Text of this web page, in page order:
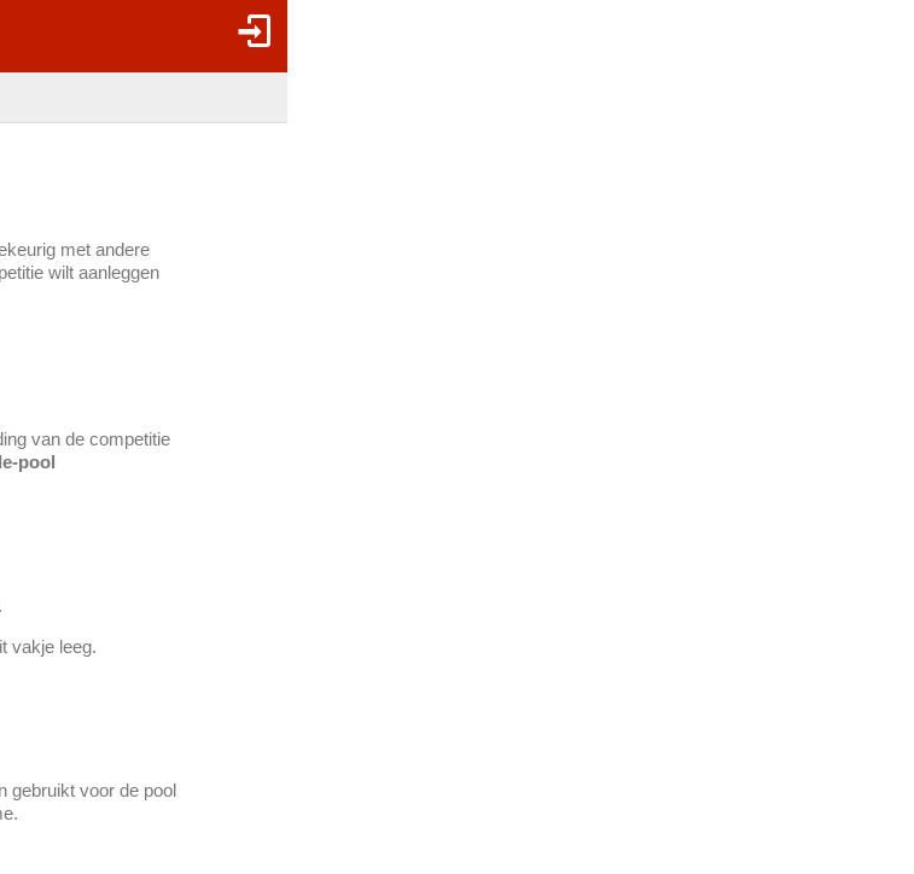
met andere
wilt aanleggen
van de competitie
pool
vakje leeg.
gebruikt voor de pool